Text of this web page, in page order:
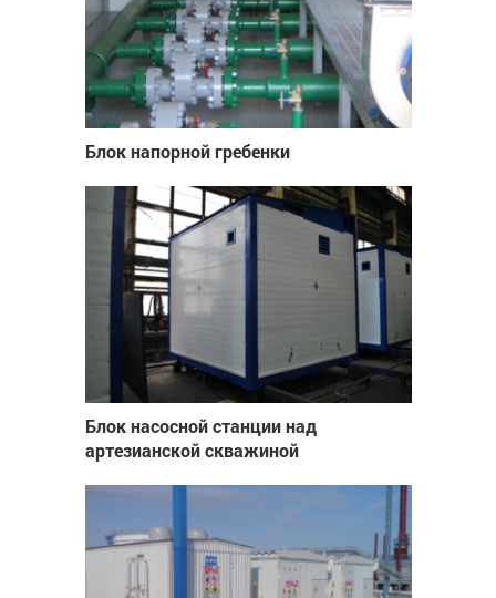
Блок напорной гребенки
Блок насосной станции над
артезианской скважиной